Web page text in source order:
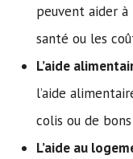
peuvent aider
santé ou les
L’aide
l’aide
colis ou de bons
L’aide au